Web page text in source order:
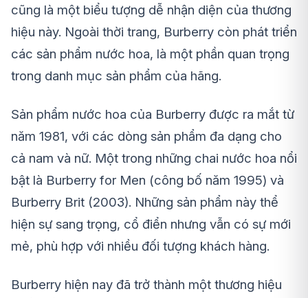
cũng là một biểu tượng dễ nhận diện của thương
hiệu này. Ngoài thời trang, Burberry còn phát triển
các sản phẩm nước hoa, là một phần quan trọng
trong danh mục sản phẩm của hãng.
Sản phẩm nước hoa của Burberry được ra mắt từ
năm 1981, với các dòng sản phẩm đa dạng cho
cả nam và nữ. Một trong những chai nước hoa nổi
bật là Burberry for Men (công bố năm 1995) và
Burberry Brit (2003). Những sản phẩm này thể
hiện sự sang trọng, cổ điển nhưng vẫn có sự mới
mẻ, phù hợp với nhiều đối tượng khách hàng.
Burberry hiện nay đã trở thành một thương hiệu